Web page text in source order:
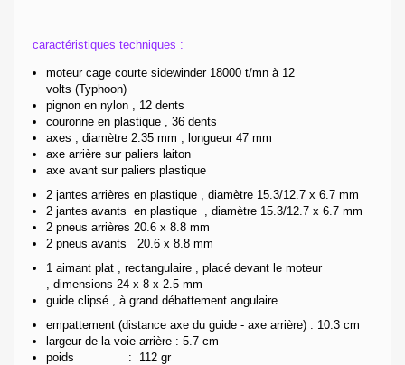
caractéristiques techniques :
moteur cage courte sidewinder 18000 t/mn à 12
volts (Typhoon)
pignon en nylon , 12 dents
couronne en plastique , 36 dents
axes , diamètre 2.35 mm , longueur 47 mm
axe arrière sur paliers laiton
axe avant sur paliers plastique
2 jantes arrières en plastique , diamètre 15.3/12.7 x 6.7 mm
2 jantes avants en plastique , diamètre 15.3/12.7 x 6.7 mm
2 pneus arrières 20.6 x 8.8 mm
2 pneus avants 20.6 x 8.8 mm
1 aimant plat , rectangulaire , placé devant le moteur
, dimensions 24 x 8 x 2.5 mm
guide clipsé , à grand débattement angulaire
empattement (distance axe du guide - axe arrière) : 10.3 cm
largeur de la voie arrière : 5.7 cm
poids : 112 gr